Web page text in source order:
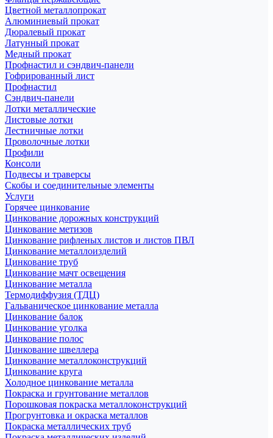
Цветной металлопрокат
Алюминиевый прокат
Дюралевый прокат
Латунный прокат
Медный прокат
Профнастил и сэндвич-панели
Гофрированный лист
Профнастил
Сэндвич-панели
Лотки металлические
Листовые лотки
Лестничные лотки
Проволочные лотки
Профили
Консоли
Подвесы и траверсы
Скобы и соединительные элементы
Услуги
Горячее цинкование
Цинкование дорожных конструкций
Цинкование метизов
Цинкование рифленых листов и листов ПВЛ
Цинкование металлоизделий
Цинкование труб
Цинкование мачт освещения
Цинкование металла
Термодиффузия (ТДЦ)
Гальваническое цинкование металла
Цинкование балок
Цинкование уголка
Цинкование полос
Цинкование швеллера
Цинкование металлоконструкций
Цинкование круга
Холодное цинкование металла
Покраска и грунтование металлов
Порошковая покраска металлоконструкций
Прогрунтовка и окраска металлов
Покраска металлических труб